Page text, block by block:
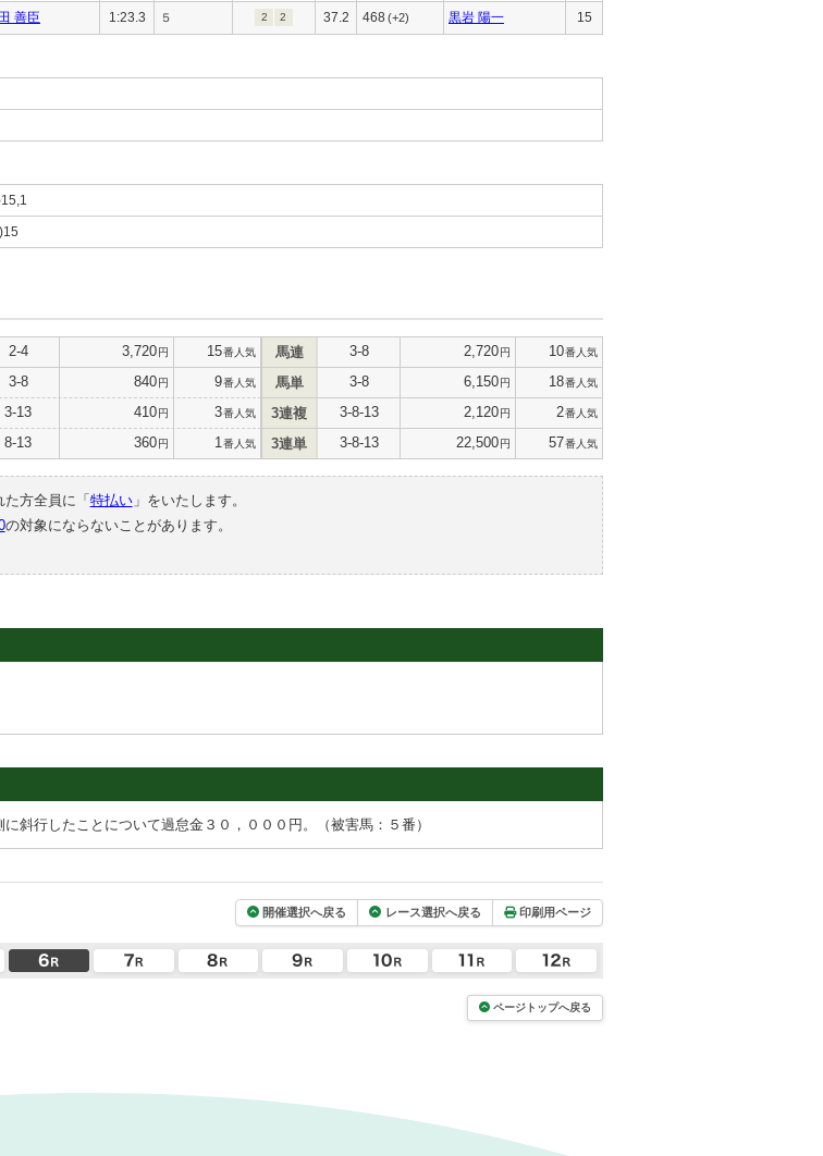
善臣 1:23.3 ５ 2 2 37.2 468 (+2) 黒岩 陽一 15
2-4 3,720円 15番人気
3-8 840円 9番人気
3-13 410円 3番人気
8-13 360円 1 番人気
馬連 3-8 2,720円 10番人気
馬単 3-8 6,150円 18番人気
3連複 3-8-13 2,120円 2番人気
3連単 3-8-13 22,500円 57番人気
方全員に「 特払い」をいたします。
の対象にならないことがあります。
斜行したことについて過怠金３０，０００円。（被害馬：５番）
開催選択へ戻る レース選択へ戻る 印刷用ページ
ページトップへ戻る